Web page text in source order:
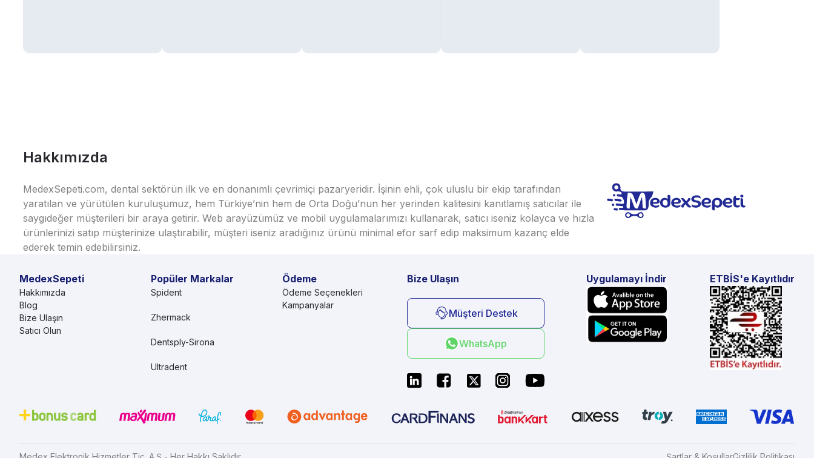
Hakkımızda
MedexSepeti.com, dental sektörün ilk ve en donanımlı çevrimiçi pazaryeridir. İşinin ehli, çok uluslu bir ekip tarafından
yaratılan ve yürütülen kuruluşumuz, hem Türkiye’nin hem de Orta Doğu’nun her yerinden kalitesini kanıtlamış satıcılar ile
saygıdeğer müşterileri bir araya getirir. Web arayüzümüz ve mobil uygulamalarımızı kullanarak, satıcı iseniz kolayca ve hızla
ürünlerinizi satıp müşterinize ulaştırabilir, müşteri iseniz aradığınız ürünü minimal efor sarf edip maksimum kazanç elde
ederek temin edebilirsiniz.
MedexSepeti
Hakkımızda
Blog
Bize Ulaşın
Satıcı Olun
Ödeme
Ödeme Seçenekleri
Kampanyalar
Popüler Markalar
Spident
Zhermack
Dentsply-Sirona
Ultradent
Bize Ulaşın
Müşteri Destek
WhatsApp
Uygulamayı İndir ETBİS'e Kayıtlıdır